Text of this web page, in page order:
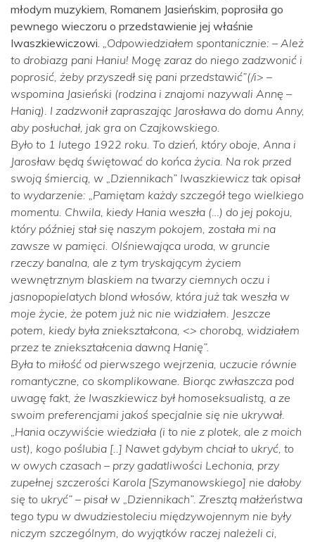
młodym muzykiem, Romanem Jasieńskim, poprosiła go
pewnego wieczoru o przedstawienie jej właśnie
Iwaszkiewiczowi. „Odpowiedziałem spontanicznie: – Ależ
to drobiazg pani Haniu! Mogę zaraz do niego zadzwonić i
poprosić, żeby przyszedł się pani przedstawić”(/i> –
wspomina Jasieński (rodzina i znajomi nazywali Annę –
Hanią). I zadzwonił zapraszając Jarosława do domu Anny,
aby posłuchał, jak gra on Czajkowskiego.
Było to 1 lutego 1922 roku. To dzień, który oboje, Anna i
Jarosław będą świętować do końca życia. Na rok przed
swoją śmiercią, w „Dziennikach” Iwaszkiewicz tak opisał
to wydarzenie: „Pamiętam każdy szczegół tego wielkiego
momentu. Chwila, kiedy Hania weszła (…) do jej pokoju,
który później stał się naszym pokojem, została mi na
zawsze w pamięci. Olśniewająca uroda, w gruncie
rzeczy banalna, ale z tym tryskającym życiem
wewnętrznym blaskiem na twarzy ciemnych oczu i
jasnopopielatych blond włosów, która już tak weszła w
moje życie, że potem już nic nie widziałem. Jeszcze
potem, kiedy była zniekształcona, <> chorobą, widziałem
przez te zniekształcenia dawną Hanię”.
Była to miłość od pierwszego wejrzenia, uczucie równie
romantyczne, co skomplikowane. Biorąc zwłaszcza pod
uwagę fakt, że Iwaszkiewicz był homoseksualistą, a ze
swoim preferencjami jakoś specjalnie się nie ukrywał.
„Hania oczywiście wiedziała (i to nie z plotek, ale z moich
ust), kogo poślubia [..] Nawet gdybym chciał to ukryć, to
w owych czasach – przy gadatliwości Lechonia, przy
zupełnej szczerości Karola [Szymanowskiego] nie dałoby
się to ukryć” – pisał w „Dziennikach”. Zresztą małżeństwa
tego typu w dwudziestoleciu międzywojennym nie były
niczym szczególnym, do wyjątków raczej należeli ci,